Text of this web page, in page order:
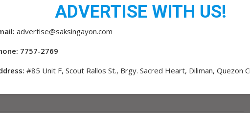
rin sila sa iba pang law enforcement agencies kasunod ng mga ulat na
warrant of arrest ang International Criminal Court (ICC).
warrant laban kay Dela Rosa tulad ng ginagawa sa ibang akusado
ADVERTISE WITH US!
advertise@saksingayon.com
7757-2769
#85 Unit F, Scout Rallos St., Brgy. Sacred Heart, Diliman, Quezon